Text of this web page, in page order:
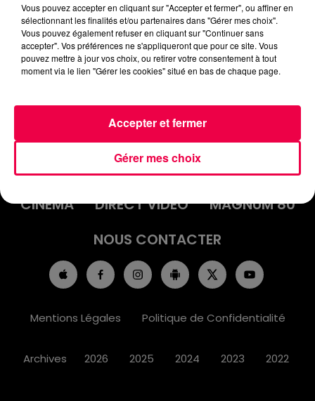
INFOS
AGENDA
JEUX
PODCASTS
CINÉMA
DIRECT VIDÉO
MAGNUM 80
NOUS CONTACTER
Mentions Légales Politique de Confidentialité
Archives 2026 2025 2024 2023 2022
Vous pouvez accepter en cliquant sur "Accepter et fermer", ou affiner en
sélectionnant les finalités et/ou partenaires dans "Gérer mes choix".
Vous pouvez également refuser en cliquant sur "Continuer sans
accepter". Vos préférences ne s'appliqueront que pour ce site. Vous
pouvez mettre à jour vos choix, ou retirer votre consentement à tout
moment via le lien "Gérer les cookies" situé en bas de chaque page.
Gérer mes choix
Accepter et fermer